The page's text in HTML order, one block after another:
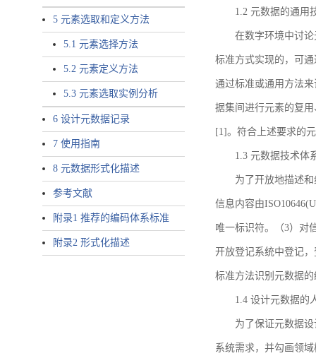
5 元素选取和定义方法
5.1 元素选择方法
5.2 元素定义方法
5.3 元素选取实例分析
6 设计元数据记录
7 使用指南
8 元数据形式化描述
参考文献
附录1 推荐的编码体系标准
附录2 形式化描述
1.2 元数据的通用
在数字环境中讨
标准方式实现的，可
通过标准或通用方法
据集间进行元素的复
[1]。符合上述要求的
1.3 元数据技术体
为了开放地描述
信息内容由
唯一标识符。（3）对
开放登记系统中登记
标准方法识别元数据
1.4 设计元数据的
为了保证元数据
系统需求，并勾画领